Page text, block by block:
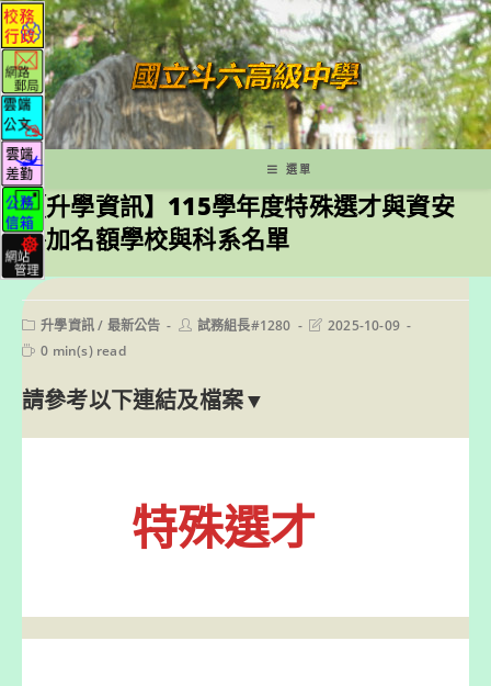
跳
轉
至
主
要
內
容
選單
【升學資訊】115學年度特殊選才與資安
外加名額學校與科系名單
Post
category:
升學資訊/ 最新公告
Post試務組長#1280
Post2025-10-09
Reading
0 min(s) read
請參考以下連結及檔案▼
特殊選才